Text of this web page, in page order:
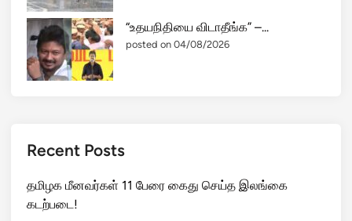
“உதயநிதியை விடாதீங்க” –...
posted on 04/08/2026
Recent Posts
தமிழக மீனவர்கள் 11 பேரை கைது செய்த இலங்கை
கடற்படை!